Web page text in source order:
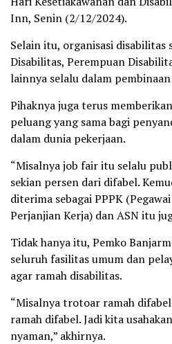
Inn, Senin (2/12/2024).
Selain itu, organisasi
Disabilitas, Perempuan
lainnya selalu dalam
Pihaknya juga terus
peluang yang sama bagi
dalam dunia pekerjaan.
“Misalnya job fair itu selalu
sekian persen dari difabel.
diterima sebagai PPPK
Perjanjian Kerja) dan ASN itu
Tidak hanya itu, Pemko
seluruh fasilitas umum dan
agar ramah disabilitas.
“Misalnya trotoar ramah
ramah difabel. Jadi kita
nyaman,” akhirnya.